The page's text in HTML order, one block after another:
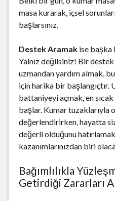
masa kurarak, içsel
başlarsınız.
Destek Aramakise başka
Yalnız değilsiniz! Bir
uzmandan yardım almak,
için harika bir başlangıçtır.
battaniyeyi açmak, en sıcak
başlar. Kumar tuzaklarıyla
değerlendirirken, hayatta
değerli olduğunu
kazanımlarınızdan biri
Bağımlılıkla
Getirdiği Zararları